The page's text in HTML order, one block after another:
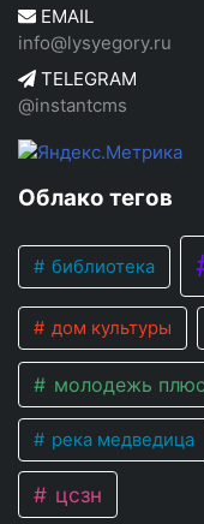
EMAIL
info@lysyegory.ru
TELEGRAM
@instantcms
Облако тегов
библиотека
дом культуры
молодежь плюс
река медведица
цсзн